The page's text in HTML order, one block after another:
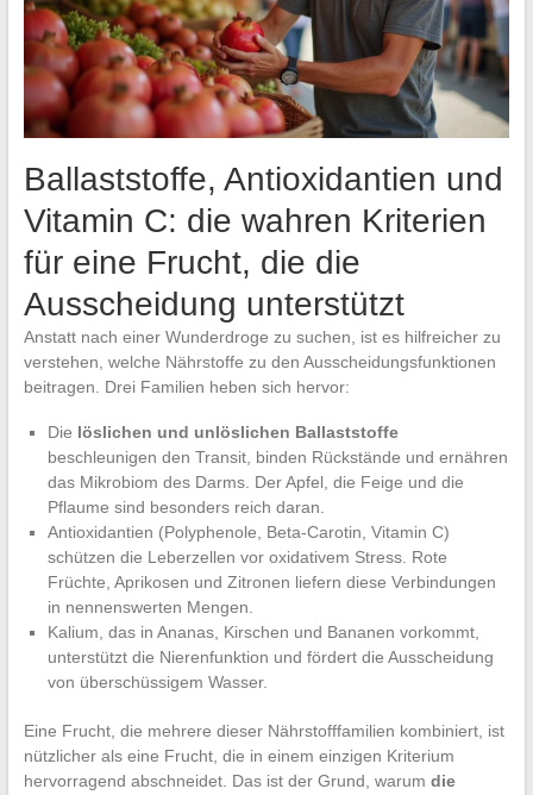
Ballaststoffe, Antioxidantien und
Vitamin C: die wahren Kriterien
für eine Frucht, die die
Ausscheidung unterstützt
Anstatt nach einer Wunderdroge zu suchen, ist es hilfreicher zu
verstehen, welche Nährstoffe zu den Ausscheidungsfunktionen
beitragen. Drei Familien heben sich hervor:
Die löslichen und unlöslichen Ballaststoffe
beschleunigen den Transit, binden Rückstände und ernähren
das Mikrobiom des Darms. Der Apfel, die Feige und die
Pflaume sind besonders reich daran.
Antioxidantien (Polyphenole, Beta-Carotin, Vitamin C)
schützen die Leberzellen vor oxidativem Stress. Rote
Früchte, Aprikosen und Zitronen liefern diese Verbindungen
in nennenswerten Mengen.
Kalium, das in Ananas, Kirschen und Bananen vorkommt,
unterstützt die Nierenfunktion und fördert die Ausscheidung
von überschüssigem Wasser.
Eine Frucht, die mehrere dieser Nährstofffamilien kombiniert, ist
nützlicher als eine Frucht, die in einem einzigen Kriterium
hervorragend abschneidet. Das ist der Grund, warum die